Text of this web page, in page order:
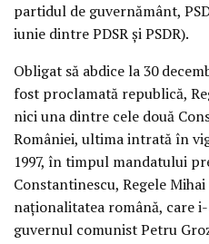
partidul de guvernământ,
iunie dintre PDSR şi PSDR).
Obligat să abdice la 30
fost proclamată republică,
nici una dintre cele două
României, ultima intrată în
1997, în timpul mandatului
Constantinescu, Regele
naţionalitatea română, care
guvernul comunist Petru